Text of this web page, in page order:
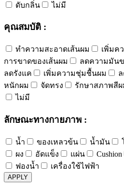
ดับกลิ่น
ไม่มี
คุณสมบัติ :
ทำความสะอาดเส้นผม เพิ่มค
การขาดของเส้นผม
ลดความมัน
ลดรังแค
เพิ่มความชุ่มชื้นผม
หนักผม
จัดทรง รักษาสภาพสีผ
ไม่มี
ลักษณะทางกายภาพ :
น้ำ ของเหลวข้น น้ำมัน
ผง
อัดแข็ง แผ่น Cushion
ฟองน้ำ
เครื่องใช้ไฟฟ้า
APPLY